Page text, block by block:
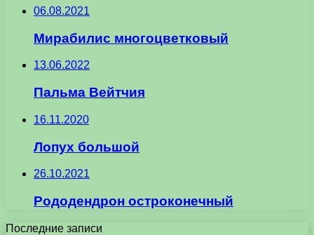
06.08.2021
Мирабилис многоцветковый
13.06.2022
Пальма Вейтчия
16.11.2020
Лопух большой
26.10.2021
Рододендрон остроконечный
Последние записи